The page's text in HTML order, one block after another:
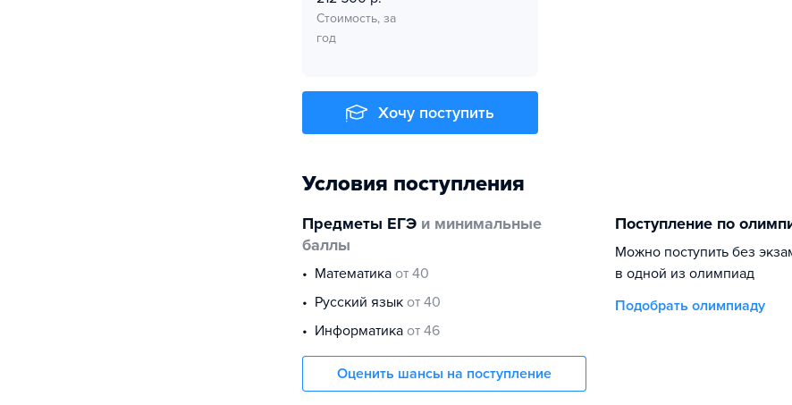
Стоимость, за
год
Хочу поступить
Условия поступления
Предметы ЕГЭ и минимальные
баллы
математика от 40
русский язык от 40
информатика от 46
Оценить шансы на поступление
Поступление по
Можно поступить без
в одной из олимпиад
Подобрать олимпиаду